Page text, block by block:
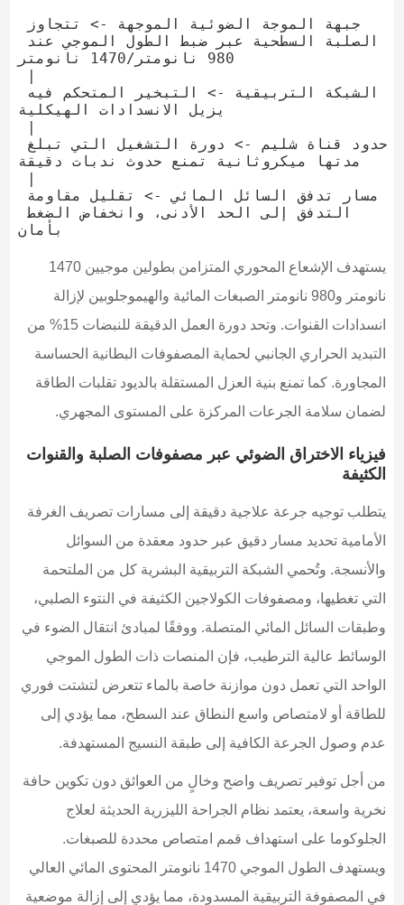
980 نانومتر/1470 نانومتر
يزيل الانسدادات الهيكلية
مدتها ميكروثانية تمنع حدوث ندبات دقيقة
يستهدف الإشعاع المحوري المتزامن بطولين موجيين 1470
نانومتر و980 نانومتر الصبغات المائية والهيموجلوبين لإزالة
انسدادات القنوات. وتحد دورة العمل الدقيقة للنبضات 15% من
التبديد الحراري الجانبي لحماية المصفوفات البطانية الحساسة
المجاورة. كما تمنع بنية العزل المستقلة بالديود تقلبات الطاقة
لضمان سلامة الجرعات المركزة على المستوى المجهري.
فيزياء الاختراق الضوئي عبر مصفوفات الصلبة والقنوات
الكثيفة
يتطلب توجيه جرعة علاجية دقيقة إلى مسارات تصريف الغرفة
الأمامية تحديد مسار دقيق عبر حدود معقدة من السوائل
والأنسجة. وتُحمي الشبكة التربيقية البشرية كل من الملتحمة
التي تغطيها، ومصفوفات الكولاجين الكثيفة في النتوء الصلبي،
وطبقات السائل المائي المتصلة. ووفقًا لمبادئ انتقال الضوء في
الوسائط عالية الترطيب، فإن المنصات ذات الطول الموجي
الواحد التي تعمل دون موازنة خاصة بالماء تتعرض لتشتت فوري
للطاقة أو لامتصاص واسع النطاق عند السطح، مما يؤدي إلى
عدم وصول الجرعة الكافية إلى طبقة النسيج المستهدفة.
من أجل توفير تصريف واضح وخالٍ من العوائق دون تكوين حافة
نخرية واسعة، يعتمد نظام الجراحة الليزرية الحديثة لعلاج
الجلوكوما على استهداف قمم امتصاص محددة للصبغات.
ويستهدف الطول الموجي 1470 نانومتر المحتوى المائي العالي
في المصفوفة التربيقية المسدودة، مما يؤدي إلى إزالة موضعية